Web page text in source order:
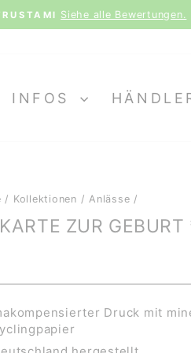
Siehe alle Bewertungen.
INFOS
/ Kollektionen / Anlässe /
ZUR
Druck mit